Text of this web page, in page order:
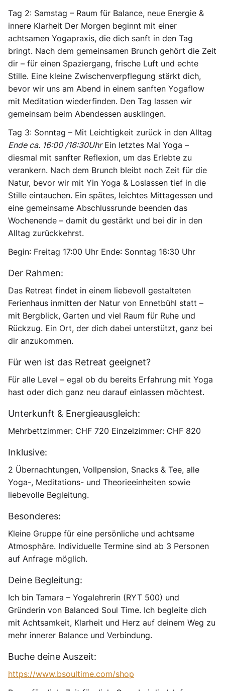
Tag 2: Samstag – Raum für Balance, neue Energie &
innere Klarheit Der Morgen beginnt mit einer
achtsamen Yogapraxis, die dich sanft in den Tag
bringt. Nach dem gemeinsamen Brunch gehört die Zeit
dir – für einen Spaziergang, frische Luft und echte
Stille. Eine kleine Zwischenverpflegung stärkt dich,
bevor wir uns am Abend in einem sanften Yogaflow
mit Meditation wiederfinden. Den Tag lassen wir
gemeinsam beim Abendessen ausklingen.
Tag 3: Sonntag – Mit Leichtigkeit zurück in den Alltag
Ende ca. 16:00 /16:30UhrEin letztes Mal Yoga –
diesmal mit sanfter Reflexion, um das Erlebte zu
verankern. Nach dem Brunch bleibt noch Zeit für die
Natur, bevor wir mit Yin Yoga & Loslassen tief in die
Stille eintauchen. Ein spätes, leichtes Mittagessen und
eine gemeinsame Abschlussrunde beenden das
Wochenende – damit du gestärkt und bei dir in den
Alltag zurückkehrst.
Begin: Freitag 17:00 Uhr Ende: Sonntag 16:30 Uhr
Der Rahmen:
Das Retreat findet in einem liebevoll gestalteten
Ferienhaus inmitten der Natur von Ennetbühl statt –
mit Bergblick, Garten und viel Raum für Ruhe und
Rückzug. Ein Ort, der dich dabei unterstützt, ganz bei
dir anzukommen.
Für wen ist das Retreat geeignet?
Für alle Level – egal ob du bereits Erfahrung mit Yoga
hast oder dich ganz neu darauf einlassen möchtest.
Unterkunft & Energieausgleich:
Mehrbettzimmer: CHF 720 Einzelzimmer: CHF 820
Inklusive:
2 Übernachtungen, Vollpension, Snacks & Tee, alle
Yoga-, Meditations- und Theorieeinheiten sowie
liebevolle Begleitung.
Besonderes:
Kleine Gruppe für eine persönliche und achtsame
Atmosphäre. Individuelle Termine sind ab 3 Personen
auf Anfrage möglich.
Deine Begleitung:
Ich bin Tamara – Yogalehrerin (RYT 500) und
Gründerin von Balanced Soul Time. Ich begleite dich
mit Achtsamkeit, Klarheit und Herz auf deinem Weg zu
mehr innerer Balance und Verbindung.
Buche deine Auszeit:
https://www.bsoultime.com/shop